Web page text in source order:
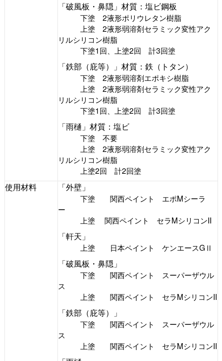
「破風板・鼻隠」材質：塩ビ鋼板
下塗 2液形ポリウレタン樹脂
上塗 2液形弱溶剤セラミック変性アク
リルシリコン樹脂
下塗1回、上塗2回 計3回塗
「鉄部（庇等）」材質：鉄（トタン）
下塗 2液形弱溶剤エポキシ樹脂
上塗 2液形弱溶剤セラミック変性アク
リルシリコン樹脂
下塗1回、上塗2回 計3回塗
「雨樋」材質：塩ビ
下塗 不要
上塗 2液形弱溶剤セラミック変性アク
リルシリコン樹脂
上塗2回 計2回塗
使用材料 「外壁」
下塗 関西ペイント エポMシーラ
ー
上塗 関西ペイント セラMシリコンII
「軒天」
上塗 日本ペイント ケンエースGⅡ
「破風板・鼻隠」
下塗 関西ペイント スーパーザウル
ス
上塗 関西ペイント セラMシリコンII
「鉄部（庇等）」
下塗 関西ペイント スーパーザウル
ス
上塗 関西ペイント セラMシリコンII